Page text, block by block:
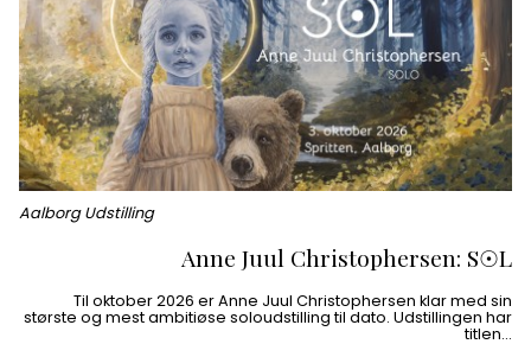
Aalborg Udstilling
Anne Juul Christophersen: S☉L
Til oktober 2026 er Anne Juul Christophersen klar med sin
største og mest ambitiøse soloudstilling til dato. Udstillingen har
titlen…